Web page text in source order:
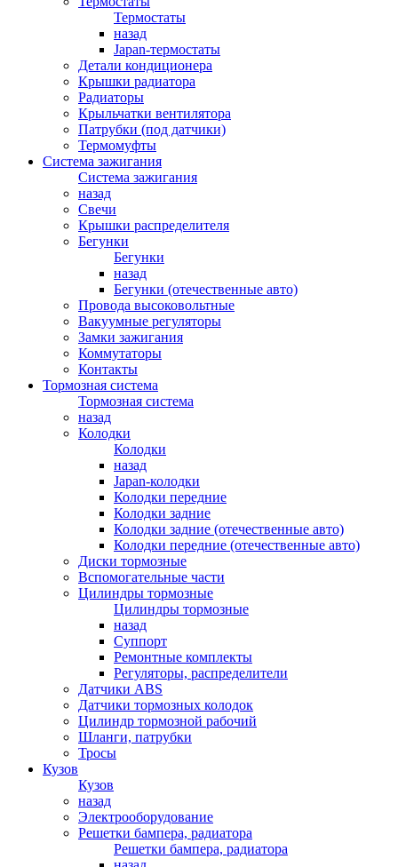
Термостаты
назад
Japan-термостаты
Детали кондиционера
Крышки радиатора
Радиаторы
Крыльчатки вентилятора
Патрубки (под датчики)
Термомуфты
Система зажигания
Система зажигания
назад
Свечи
Крышки распределителя
Бегунки
Бегунки
назад
Бегунки (отечественные авто)
Провода высоковольтные
Вакуумные регуляторы
Замки зажигания
Коммутаторы
Контакты
Тормозная система
Тормозная система
назад
Колодки
Колодки
назад
Japan-колодки
Колодки передние
Колодки задние
Колодки задние (отечественные авто)
Колодки передние (отечественные авто)
Диски тормозные
Вспомогательные части
Цилиндры тормозные
Цилиндры тормозные
назад
Суппорт
Ремонтные комплекты
Регуляторы, распределители
Датчики ABS
Датчики тормозных колодок
Цилиндр тормозной рабочий
Шланги, патрубки
Тросы
Кузов
Кузов
назад
Электрооборудование
Решетки бампера, радиатора
Решетки бампера, радиатора